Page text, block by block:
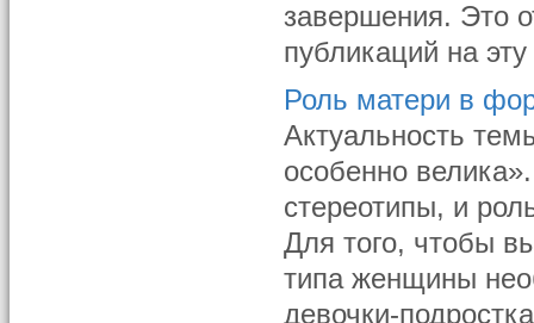
завершения. Это
публикаций на
Роль матери в
Актуальность
особенно
стереотипы, и
Для того, чтобы
типа женщины
девочки-